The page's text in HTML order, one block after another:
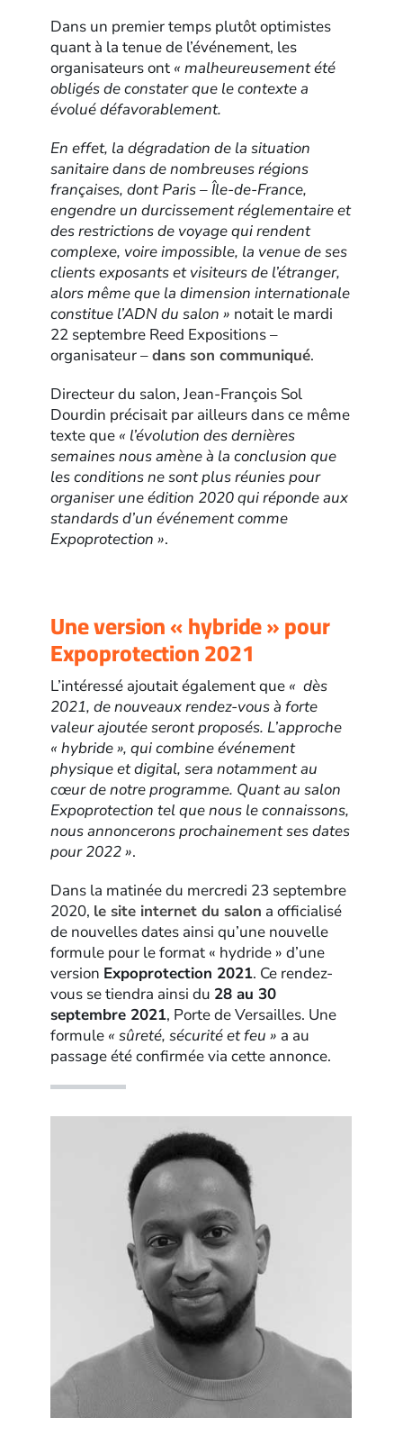
Dans un premier temps plutôt optimistes
quant à la tenue de l’événement, les
organisateurs ont « malheureusement été
obligés de constater que le contexte a
évolué défavorablement.
En effet, la dégradation de la situation
sanitaire dans de nombreuses régions
françaises, dont Paris – Île-de-France,
engendre un durcissement réglementaire et
des restrictions de voyage qui rendent
complexe, voire impossible, la venue de ses
clients exposants et visiteurs de l’étranger,
alors même que la dimension internationale
constitue l’ADN du salon » notait le mardi
22 septembre Reed Expositions –
organisateur –dans son communiqué.
Directeur du salon, Jean-François Sol
Dourdin précisait par ailleurs dans ce même
texte que « l’évolution des dernières
semaines nous amène à la conclusion que
les conditions ne sont plus réunies pour
organiser une édition 2020 qui réponde aux
standards d’un événement comme
Expoprotection ».
Une version « hybride » pour
Expoprotection 2021
L’intéressé ajoutait également que « dès
2021, de nouveaux rendez-vous à forte
valeur ajoutée seront proposés. L’approche
« hybride », qui combine événement
physique et digital, sera notamment au
cœur de notre programme. Quant au salon
Expoprotection tel que nous le connaissons,
nous annoncerons prochainement ses dates
pour 2022 ».
Dans la matinée du mercredi 23 septembre
2020, le site internet du salon a officialisé
de nouvelles dates ainsi qu’une nouvelle
formule pour le format « hydride » d’une
version Expoprotection 2021. Ce rendez-
vous se tiendra ainsi du 28 au 30
septembre 2021, Porte de Versailles. Une
formule « sûreté, sécurité et feu » a au
passage été confirmée via cette annonce.